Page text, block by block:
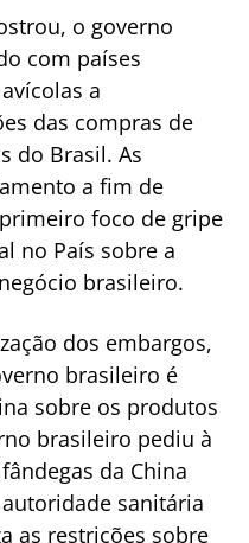
o governo
com países
a
das compras de
do Brasil. As
a fim de
foco de gripe
no País sobre a
brasileiro.
dos embargos,
brasileiro é
sobre os produtos
brasileiro pediu à
da China
autoridade sanitária
as restrições sobre